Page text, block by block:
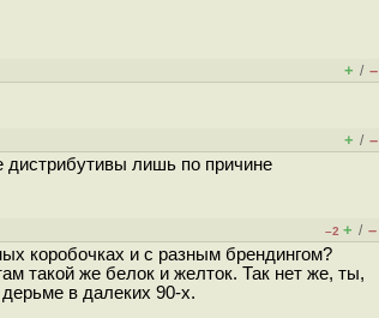
+ / –
+ / –
лишь по причине
–2 + / –
коробочках и с разным брендингом?
такой же белок и желток. Так нет же, ты,
в далеких 90-х.